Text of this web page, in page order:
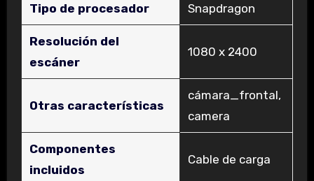
Tipo de procesador ‎Snapdragon
Resolución del
escáner
‎1080 x 2400
Otras características
‎cámara_frontal,
camera
Componentes
incluidos
‎Cable de carga